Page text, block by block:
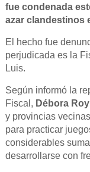
fue condenada
azar clandestinos
El hecho fue
perjudicada es la
Luis.
Según informó la
Fiscal, Débora
y provincias
para practicar
considerables
desarrollarse con